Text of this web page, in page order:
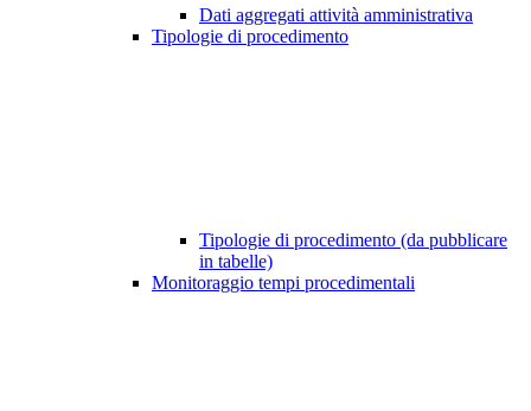
Dati aggregati attività amministrativa
Tipologie di procedimento
Tipologie di procedimento (da pubblicare
in tabelle)
Monitoraggio tempi procedimentali